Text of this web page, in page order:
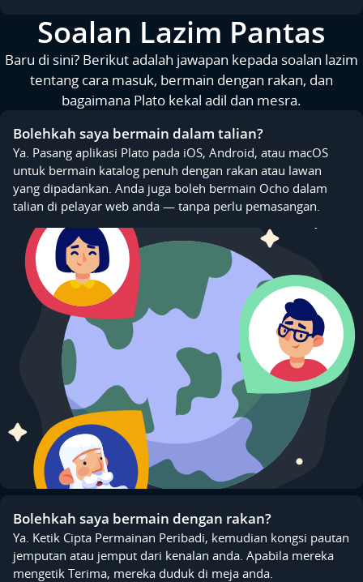
Soalan Lazim Pantas
Baru di sini? Berikut adalah jawapan kepada soalan lazim
tentang cara masuk, bermain dengan rakan, dan
bagaimana Plato kekal adil dan mesra.
Bolehkah saya bermain dalam talian?
Ya. Pasang aplikasi Plato pada iOS, Android, atau macOS
untuk bermain katalog penuh dengan rakan atau lawan
yang dipadankan. Anda juga boleh bermain Ocho dalam
talian di pelayar web anda — tanpa perlu pemasangan.
Bolehkah saya bermain dengan rakan?
Ya. Ketik Cipta Permainan Peribadi, kemudian kongsi pautan
jemputan atau jemput dari kenalan anda. Apabila mereka
mengetik Terima, mereka duduk di meja anda.